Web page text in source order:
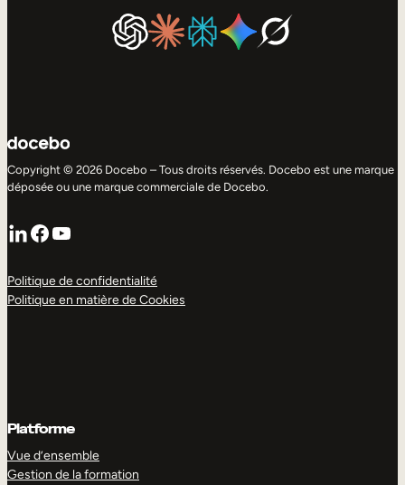
Copyright © 2026 Docebo – Tous droits réservés. Docebo est une marque
déposée ou une marque commerciale de Docebo.
LinkedIn
Facebook
YouTube
Politique de confidentialité
Politique en matière de Cookies
Platforme
Vue d’ensemble
Gestion de la formation